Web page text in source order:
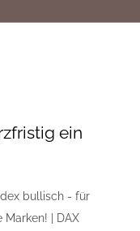
ein
bullisch - für
| DAX